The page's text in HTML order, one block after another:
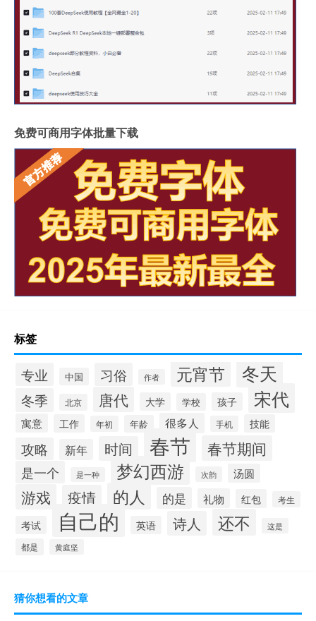
免费可商用字体批量下载
标签
专业 中国 习俗 作者 元宵节 冬天
冬季 北京 唐代 大学 学校 孩子 宋代
寓意 工作 年初 年龄 很多人 手机 技能
攻略 新年 时间 春节 春节期间
是一个 是一种 梦幻西游 次韵 汤圆
游戏 疫情 的人 的是 礼物 红包 考生
考试 自己的 英语 诗人 还不 这是
都是 黄庭坚
猜你想看的文章